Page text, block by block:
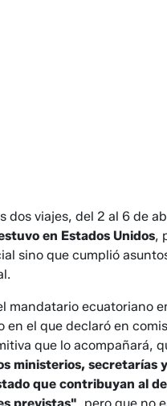
dos viajes, del 2 al 6 de
en Estados Unidos,
sino que cumplió
mandatario ecuatoriano
en el que declaró en
que lo acompañará,
ministerios, secretarías
que contribuyan al